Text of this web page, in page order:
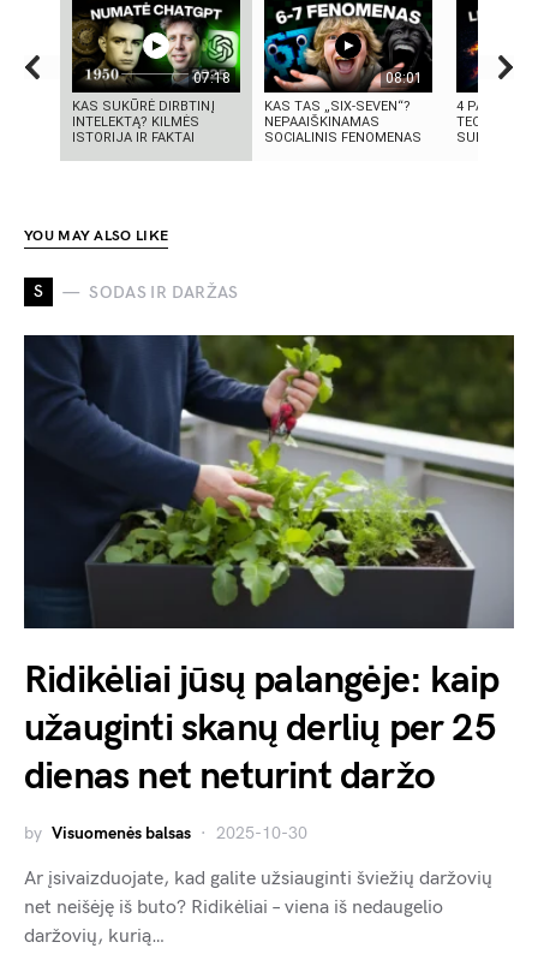
07:18
KAS SUKŪRĖ DIRBTINĮ
INTELEKTĄ? KILMĖS
ISTORIJA IR FAKTAI
08:01
KAS TAS „SIX-SEVEN“?
NEPAAIŠKINAMAS
SOCIALINIS FENOMENAS
4
SUKŪRĖ
YOU MAY ALSO LIKE
S SODAS IR DARŽAS
Ridikėliai jūsų palangėje: kaip
užauginti skanų derlių per 25
dienas net neturint daržo
by Visuomenės balsas 2025-10-30
Ar įsivaizduojate, kad galite užsiauginti šviežių daržovių
net neišėję iš buto? Ridikėliai – viena iš nedaugelio
daržovių, kurią…